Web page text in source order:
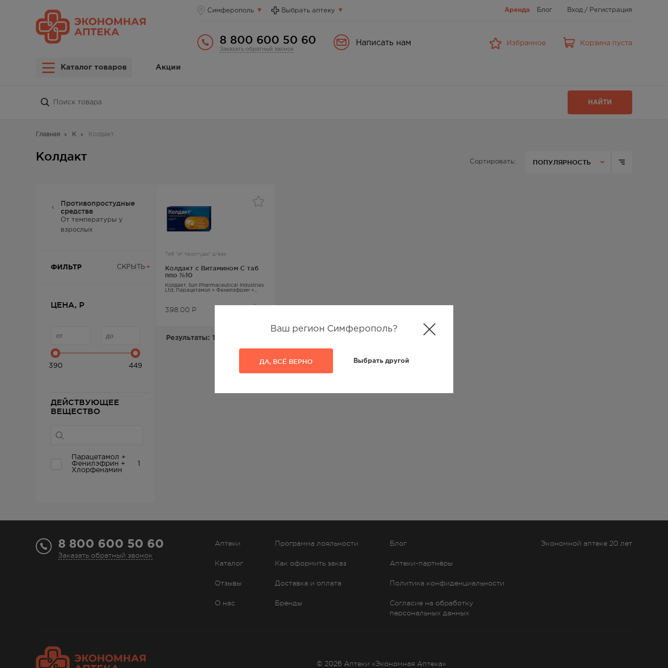
Симферополь
Ваш регион Симферополь?
ДА, ВСЁ ВЕРНО Выбрать другой
Выбрать аптеку Аренда Блог Вход / Регистрация
8 800 600 50 60
Заказать обратный звонок
Написать нам Избранное Корзина пуста
Каталог товаров Акции
НАЙТИ
Главная К Колдакт
Колдакт Сортировать: ПОПУЛЯРНОСТЬ
Противопростудные
средства
От температуры у
взрослых
ФИЛЬТР СКРЫТЬ
ЦЕНА, Р
390 449
ДЕЙСТВУЮЩЕЕ
ВЕЩЕСТВО
Парацетамол +
Фенилэфрин +
Хлорфенамин
1
Таб "от простуды" д/взр
Колдакт с Витамином С таб
ппо №10
Колдакт, Sun Pharmaceutical Industries
Ltd,
Парацетамол + Фенилэфрин +
398.00 Р
Результаты: 1-1
8 800 600 50 60
Заказать обратный звонок
Аптеки
Каталог
Отзывы
О нас
Программа лояльности
Как оформить заказ
Доставка и оплата
Бренды
Блог
Аптеки-партнёры
Политика конфиденциальности
Согласие на обработку
персональных данных
Экономной аптеке 20 лет
© 2026 Аптеки «Экономная Аптека»